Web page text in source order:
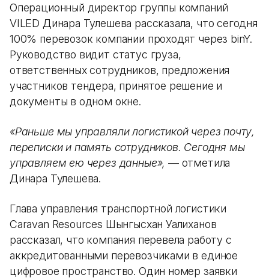
Операционный директор группы компаний
VILED Динара Тулешева рассказала, что сегодня
100% перевозок компании проходят через binY.
Руководство видит статус груза,
ответственных сотрудников, предложения
участников тендера, принятое решение и
документы в одном окне.
«Раньше мы управляли логистикой через почту,
переписки и память сотрудников. Сегодня мы
управляем ею через данные», — отметила
Динара Тулешева.
Глава управления транспортной логистики
Caravan Resources Шынгысхан Уалиханов
рассказал, что компания перевела работу с
аккредитованными перевозчиками в единое
цифровое пространство. Один номер заявки